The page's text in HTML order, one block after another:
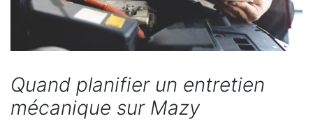
Quand planifier un entretien
mécanique sur Mazy